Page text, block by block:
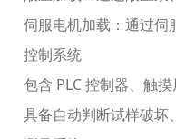
伺服电机加载：通过伺
控制系统
包含 PLC 控制器、触
具备自动判断试样破坏